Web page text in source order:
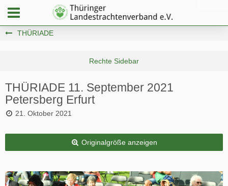
THÜRIADE
THÜRIADE 11. September 2021
Petersberg Erfurt
21. Oktober 2021
Originalgröße anzeigen